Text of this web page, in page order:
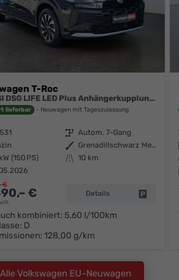
T-Roc
1,5 eTSI DSG LIFE LED Plus Anhängerkupplung Navigation Digital Pro Sitzheizung beheiztes Lenkrad 17 Zoll Alu 5J Garantie
lieferbar Neuwagen mit Tageszulassung
Getriebe Autom. 7-Gang
Außenfarbe
Grenadillschwarz Metallic
(150 PS) Kilometerstand 10 km
€
€
Details
kombiniert: 5,60 l/100km
D
128,00 g/km
Alle Volkswagen EU-Neuwagen